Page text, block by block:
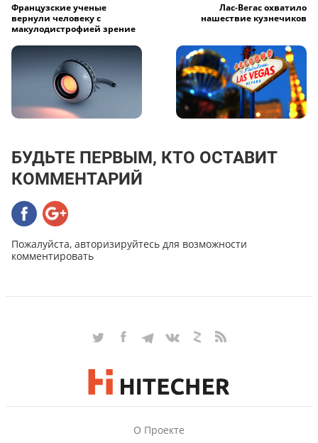
Французские ученые
вернули человеку с
макулодистрофией зрение
Лас-Вегас охватило
нашествие кузнечиков
БУДЬТЕ ПЕРВЫМ, КТО ОСТАВИТ
КОММЕНТАРИЙ
Пожалуйста, авторизируйтесь для возможности
комментировать
О Проекте